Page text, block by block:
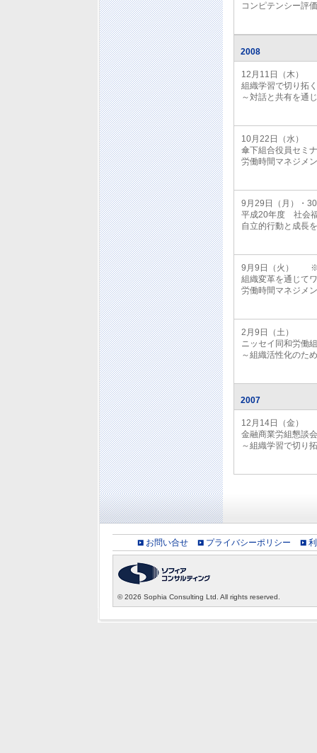
コンピテンシー評
2008
12月11日（木）
組織学習で切り拓
～対話と共有を通
10月22日（水）
傘下組合役員セミ
労働時間マネジメ
9月29日（月）・
平成20年度 社会
自立的行動と成長
9月9日（火） ※
組織変革を通じて
労働時間マネジメ
2月9日（土）
ニッセイ同和労働
～組織活性化のた
2007
12月14日（金）
金融商業労組懇談
～組織学習で切り
お問い合せ プライバシーポリシー
©2026 Sophia Consulting Ltd. All rights reserved.